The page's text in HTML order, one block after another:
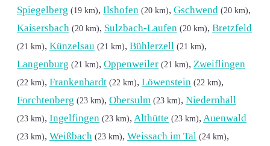
Spiegelberg (19 km), Ilshofen (20 km), Gschwend (20 km),
Kaisersbach (20 km), Sulzbach-Laufen (20 km), Bretzfeld
(21 km), Künzelsau (21 km), Bühlerzell (21 km),
Langenburg (21 km), Oppenweiler (21 km), Zweiflingen
(22 km), Frankenhardt (22 km), Löwenstein (22 km),
Forchtenberg (23 km), Obersulm (23 km), Niedernhall
(23 km), Ingelfingen (23 km), Althütte (23 km), Auenwald
(23 km), Weißbach (23 km), Weissach im Tal (24 km),